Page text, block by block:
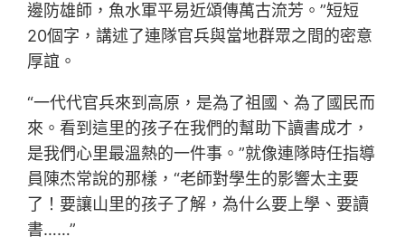
邊防雄師，魚水軍平易近頌傳萬古流芳。”短短
20個字，講述了連隊官兵與當地群眾之間的密意
厚誼。
“一代代官兵來到高原，是為了祖國、為了國民而
來。看到這里的孩子在我們的幫助下讀書成才，
是我們心里最溫熱的一件事。”就像連隊時任指導
員陳杰常說的那樣，“老師對學生的影響太主要
了！要讓山里的孩子了解，為什么要上學、要讀
書……”